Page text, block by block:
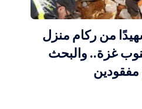
19 شهيدًا من ركام منزل
غزة.. والبحث